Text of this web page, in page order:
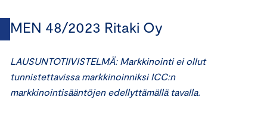
MEN 48/2023 Ritaki Oy
LAUSUNTOTIIVISTELMÄ: Markkinointi ei ollut
tunnistettavissa markkinoinniksi ICC:n
markkinointisääntöjen edellyttämällä tavalla.